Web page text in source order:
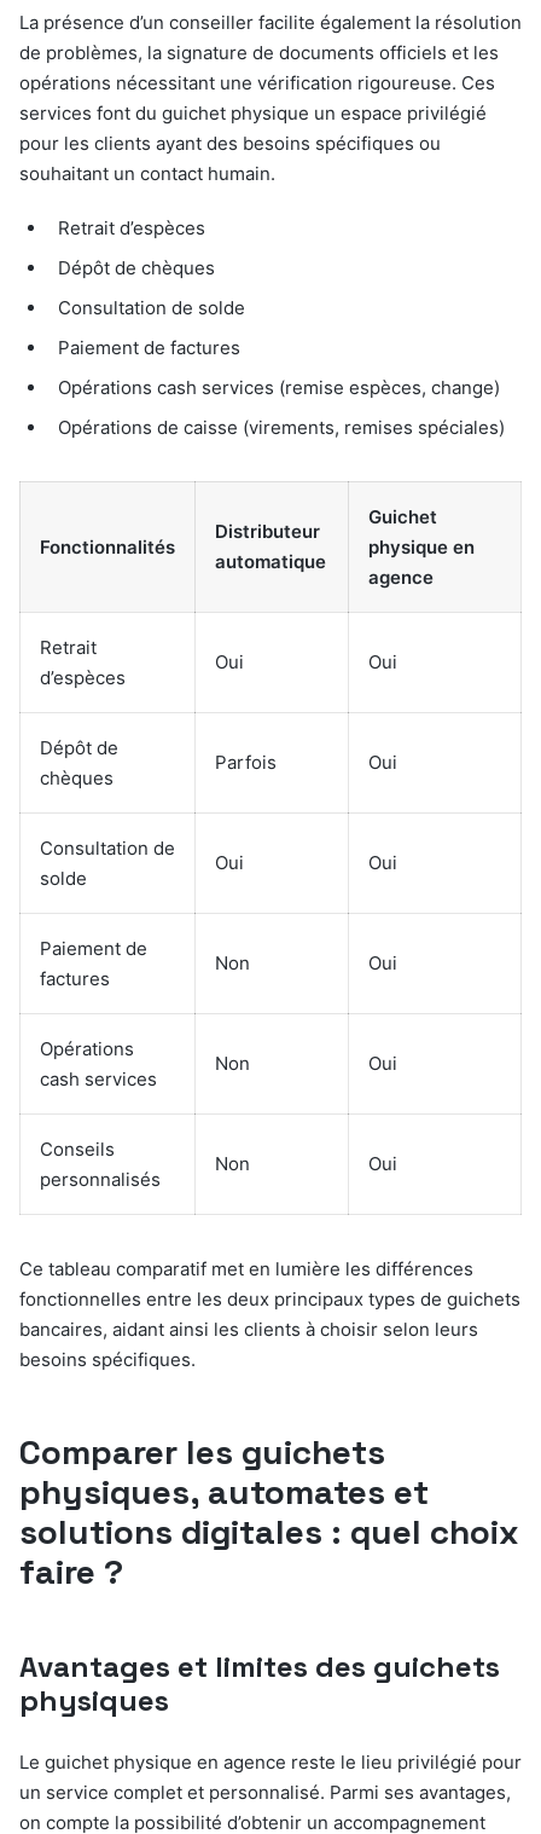
La présence d’un conseiller facilite également la résolution
de problèmes, la signature de documents officiels et les
opérations nécessitant une vérification rigoureuse. Ces
services font du guichet physique un espace privilégié
pour les clients ayant des besoins spécifiques ou
souhaitant un contact humain.
Retrait d’espèces
Dépôt de chèques
Consultation de solde
Paiement de factures
Opérations cash services (remise espèces, change)
Opérations de caisse (virements, remises spéciales)
Fonctionnalités
Distributeur
automatique
Guichet
physique en
agence
Retrait
d’espèces
Oui Oui
Dépôt de
chèques
Parfois Oui
Consultation de
solde
Oui Oui
Paiement de
factures
Non Oui
Opérations
cash services
Non Oui
Conseils
personnalisés
Non Oui
Ce tableau comparatif met en lumière les différences
fonctionnelles entre les deux principaux types de guichets
bancaires, aidant ainsi les clients à choisir selon leurs
besoins spécifiques.
Comparer les guichets
physiques, automates et
solutions digitales : quel choix
faire ?
Avantages et limites des guichets
physiques
Le guichet physique en agence reste le lieu privilégié pour
un service complet et personnalisé. Parmi ses avantages,
on compte la possibilité d’obtenir un accompagnement